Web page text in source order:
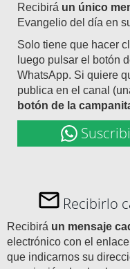
Recibirá un único
Evangelio del día en
Solo tiene que hacer
luego pulsar el botón
WhatsApp. Si quiere
publica en el canal
botón de la
Recibirlo
Recibirá un mensaje
electrónico con el
que indicarnos su